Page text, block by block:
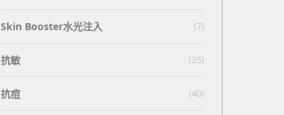
Skin Booster水光注入 (7)
抗敏 (25)
抗痘 (40)